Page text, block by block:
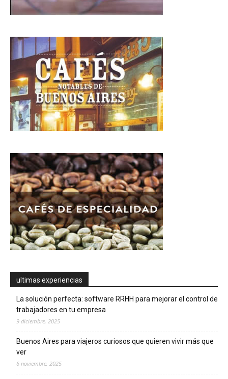
ultimas experiencias
La solución perfecta: software RRHH para mejorar el control de
trabajadores en tu empresa
9 diciembre, 2025
Buenos Aires para viajeros curiosos que quieren vivir más que
ver
6 noviembre, 2025